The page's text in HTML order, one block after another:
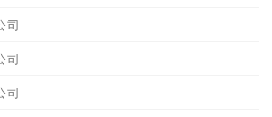
司
司
司